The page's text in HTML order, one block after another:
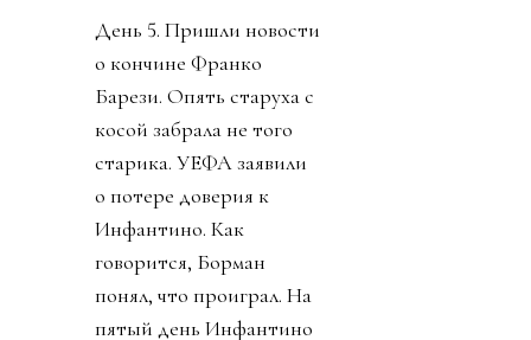
День 5. Пришли новости
о кончине Франко
Барези. Опять старуха с
косой забрала не того
старика. УЕФА заявили
о потере доверия к
Инфантино. Как
говорится, Борман
понял, что проиграл. На
пятый день Инфантино